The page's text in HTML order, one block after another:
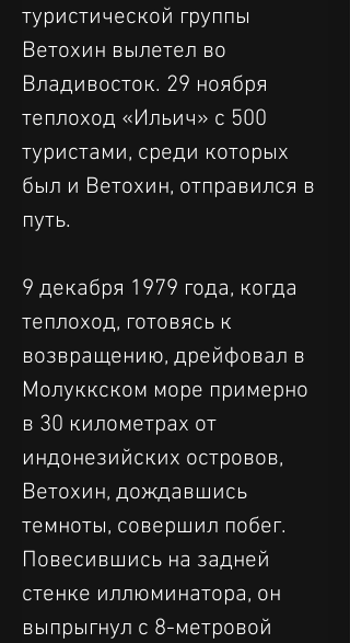
туристической группы
Ветохин вылетел во
Владивосток. 29 ноября
теплоход «Ильич» с 500
туристами, среди которых
был и Ветохин, отправился в
путь.
9 декабря 1979 года, когда
теплоход, готовясь к
возвращению, дрейфовал в
Молуккском море примерно
в 30 километрах от
индонезийских островов,
Ветохин, дождавшись
темноты, совершил побег.
Повесившись на задней
стенке иллюминатора, он
выпрыгнул с 8-метровой